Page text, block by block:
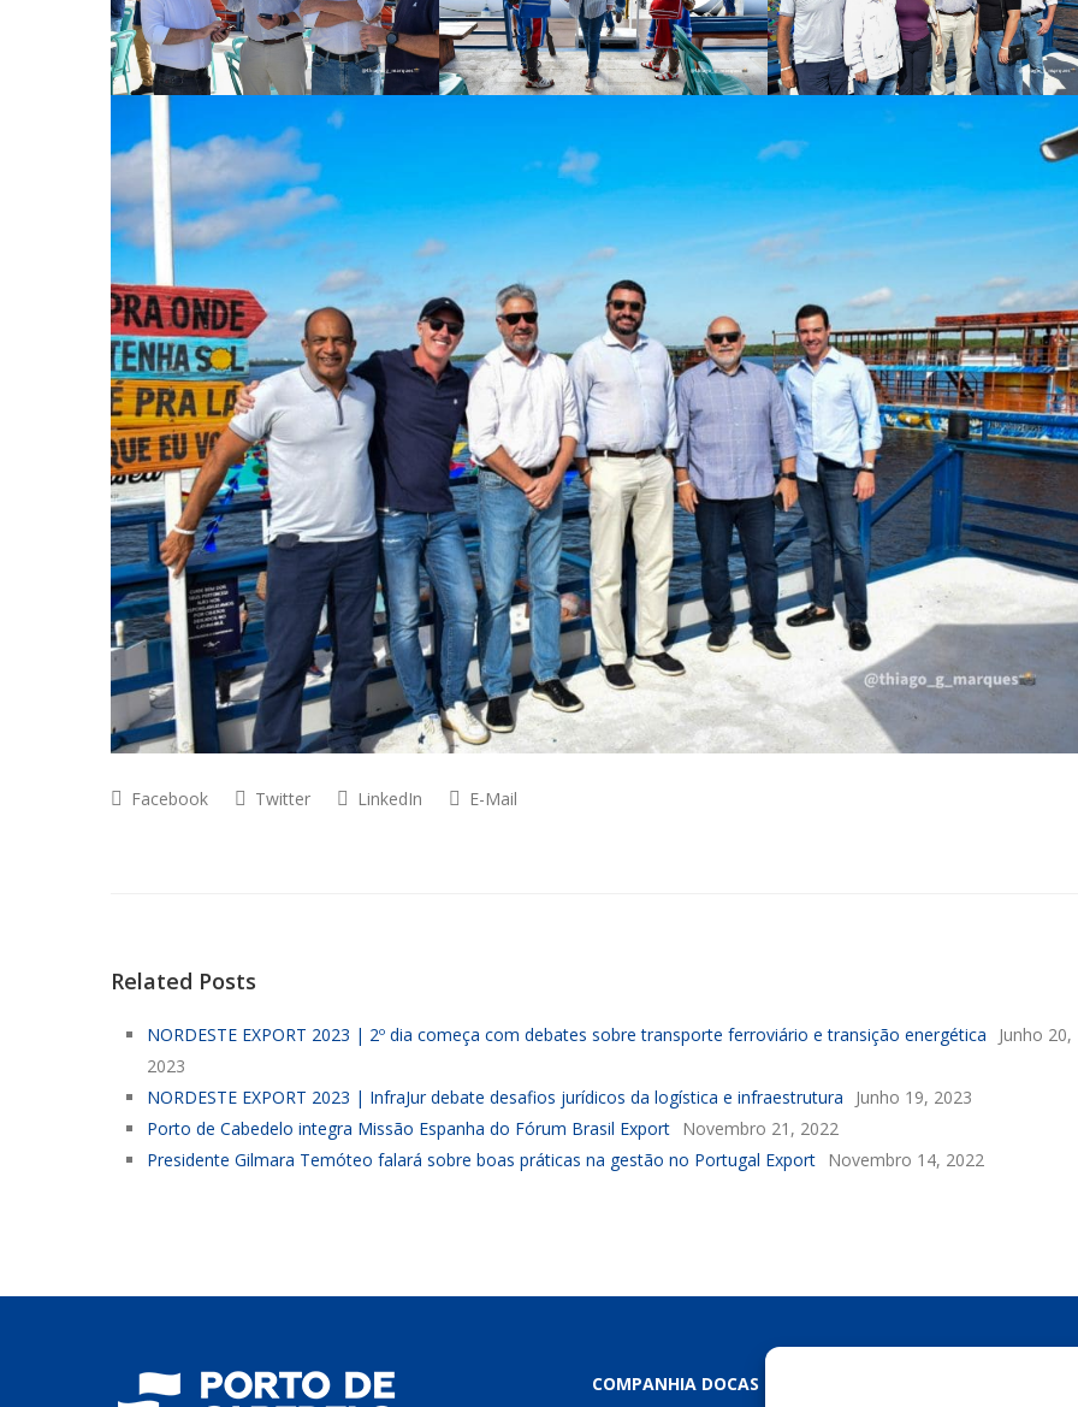
Facebook Twitter LinkedIn E-Mail
Related Posts
NORDESTE EXPORT 2023 | 2º dia começa com debates sobre transporte ferroviário e transição energética
Junho 20,
2023
NORDESTE EXPORT 2023 | InfraJur debate desafios jurídicos da logística e infraestrutura
Junho 19, 2023
Porto de Cabedelo integra Missão Espanha do Fórum Brasil Export Novembro 21, 2022
Presidente Gilmara Temóteo falará sobre boas práticas na gestão no Portugal Export Novembro 14, 2022
COMPANHIA DOCAS DA PARAÍBA